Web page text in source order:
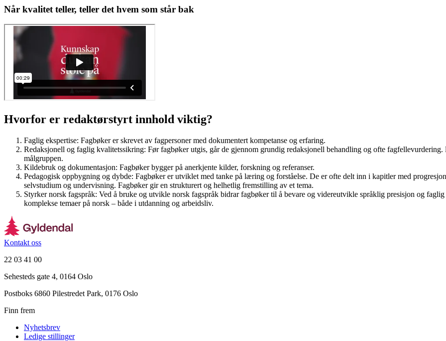
Når kvalitet teller, teller det hvem som står bak
Hvorfor er redaktørstyrt innhold viktig?
Faglig ekspertise: Fagbøker er skrevet av fagpersoner med dokumentert kompetanse og erfaring.
Redaksjonell og faglig kvalitetssikring: Før fagbøker utgis, går de gjennom grundig redaksjonell behandling og ofte
målgruppen.
Kildebruk og dokumentasjon: Fagbøker bygger på anerkjente kilder, forskning og referanser.
Pedagogisk oppbygning og dybde: Fagbøker er utviklet med tanke på læring og forståelse. De er ofte delt inn i kapitler med
selvstudium og undervisning. Fagbøker gir en strukturert og helhetlig fremstilling av et tema.
Styrker norsk fagspråk: Ved å bruke og utvikle norsk fagspråk bidrar fagbøker til å bevare og videreutvikle språklig presisjon og
komplekse temaer på norsk – både i utdanning og arbeidsliv.
Kontakt oss
22 03 41 00
Sehesteds gate 4, 0164 Oslo
Postboks 6860 Pilestredet Park, 0176 Oslo
Finn frem
Nyhetsbrev
Ledige stillinger